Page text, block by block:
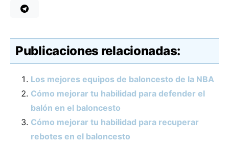
Publicaciones relacionadas:
Los mejores equipos de baloncesto de la NBA
Cómo mejorar tu habilidad para defender el
balón en el baloncesto
Cómo mejorar tu habilidad para recuperar
rebotes en el baloncesto